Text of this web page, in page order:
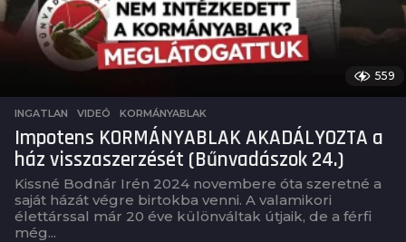
559
INGATLAN ,VIDEÓ KORMÁNYABLAK
Impotens KORMÁNYABLAK AKADÁLYOZTA a
ház visszaszerzését (Bűnvadászok 24.)
Kissné Bodnár Irén 2024 novembere óta szeretné a
saját házát végre birtokba venni. A valamikori
élettárssal már 20 éve különváltak útjaik, de a férfi
még...